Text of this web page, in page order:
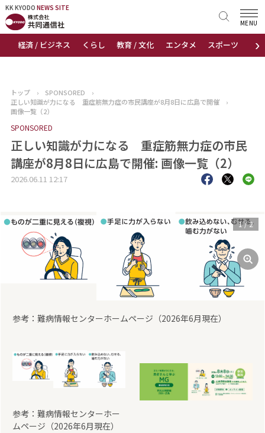
KK KYODO NEWS SITE
›
経済 / ビジネス くらし 教育 / 文化 エンタメ スポーツ 地域
MENU
KK KYODONEWS SITE
トップページ
ニュース
おすすめコンテンツ
出版物
トップ › SPONSORED
›
正しい知識が力になる 重症筋無力症の市民講座が8月8日に広島で開催
›
画像一覧（2）
SPONSORED
正しい知識が力になる 重症筋無力症の市民
講座が8月8日に広島で開催: 画像一覧（2）
2026.06.11 12:17
参考：難病情報センターホームページ（2026年6月現在）
1/2
参考：難病情報センターホー
ムページ（2026年6月現在）